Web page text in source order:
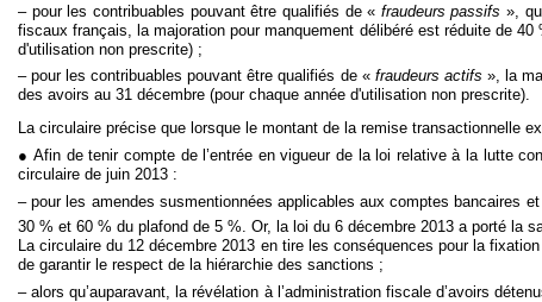
– pour les contribuables pouvant être qualifiés de « fraudeurs passifs »,
fiscaux français, la majoration pour manquement délibéré est réduite de
d'utilisation non prescrite) ;
– pour les contribuables pouvant être qualifiés de « fraudeurs actifs », la
des avoirs au 31 décembre (pour chaque année d'utilisation non prescrite).
La circulaire précise que lorsque le montant de la remise transactionnelle
● Afin de tenir compte de l’entrée en vigueur de la loi relative à la lutte
circulaire de juin 2013 :
– pour les amendes susmentionnées applicables aux comptes bancaires
30 % et 60 % du plafond de 5 %. Or, la loi du 6 décembre 2013 a porté la
La circulaire du 12 décembre 2013 en tire les conséquences pour la
de garantir le respect de la hiérarchie des sanctions ;
– alors qu’auparavant, la révélation à l’administration fiscale d’avoirs